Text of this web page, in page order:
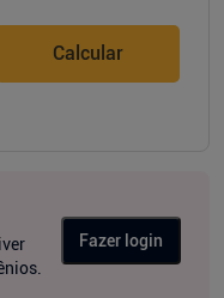
Calcular
Fazer login